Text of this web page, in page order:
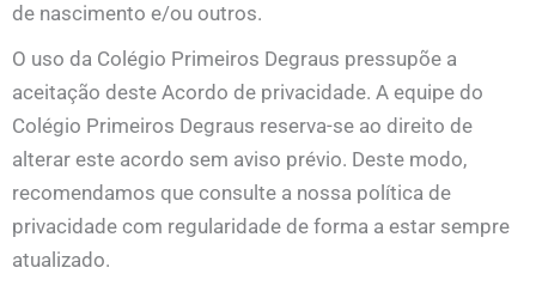
de nascimento e/ou outros.
O uso da Colégio Primeiros Degraus pressupõe a
aceitação deste Acordo de privacidade. A equipe do
Colégio Primeiros Degraus reserva-se ao direito de
alterar este acordo sem aviso prévio. Deste modo,
recomendamos que consulte a nossa política de
privacidade com regularidade de forma a estar sempre
atualizado.